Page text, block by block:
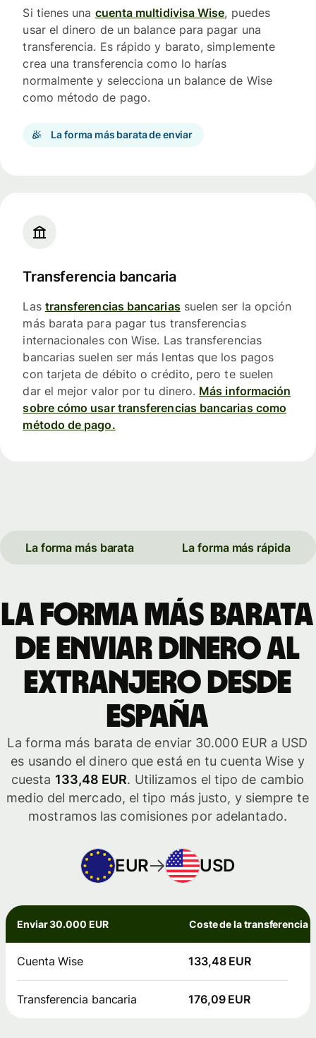
Si tienes una cuenta multidivisa Wise, puedes
usar el dinero de un balance para pagar una
transferencia. Es rápido y barato, simplemente
crea una transferencia como lo harías
normalmente y selecciona un balance de Wise
como método de pago.
La forma más barata de enviar
Transferencia bancaria
Las transferencias bancariassuelen ser la opción
más barata para pagar tus transferencias
internacionales con Wise. Las transferencias
bancarias suelen ser más lentas que los pagos
con tarjeta de débito o crédito, pero te suelen
dar el mejor valor por tu dinero. Más información
sobre cómo usar transferencias bancarias como
método de pago.
La forma más barata La forma más rápida
La forma más barata
de enviar dinero al
extranjero desde
España
La forma más barata de enviar 30.000 EUR a USD
es usando el dinero que está en tu cuenta Wise y
cuesta 133,48 EUR. Utilizamos el tipo de cambio
medio del mercado, el tipo más justo, y siempre te
mostramos las comisiones por adelantado.
EUR USD
Enviar 30.000 EUR Coste de la transferencia
Cuenta Wise 133,48 EUR
Transferencia bancaria 176,09 EUR